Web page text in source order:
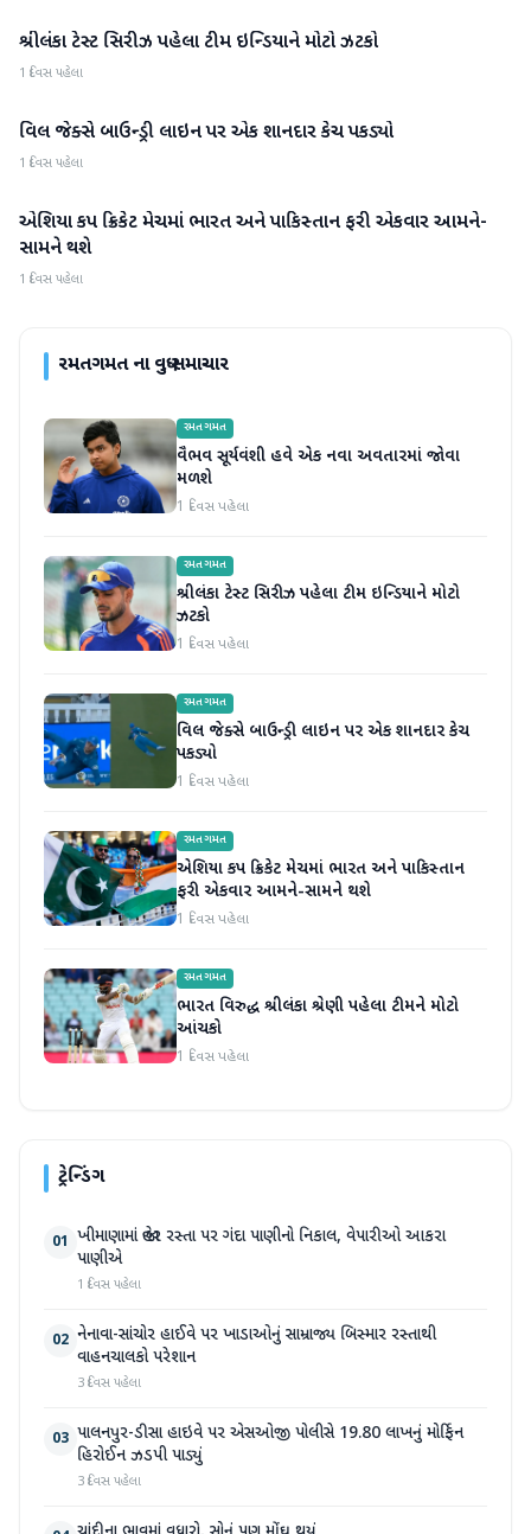
રમતગમત
શ્રીલંકા ટેસ્ટ સિરીઝ પહેલા ટીમ ઇન્ડિયાને મોટો ઝટકો
1 દિવસ પહેલા
રમતગમત
વિલ જેક્સે બાઉન્ડ્રી લાઇન પર એક શાનદાર કેચ પકડ્યો
1 દિવસ પહેલા
રમતગમત
એશિયા કપ ક્રિકેટ મેચમાં ભારત અને પાકિસ્તાન ફરી એકવાર આમને-
સામને થશે
1 દિવસ પહેલા
રમતગમતના વધુ સમાચાર
રમતગમત
વૈભવ સૂર્યવંશી હવે એક નવા અવતારમાં જોવા
મળશે
1 દિવસ પહેલા
રમતગમત
શ્રીલંકા ટેસ્ટ સિરીઝ પહેલા ટીમ ઇન્ડિયાને મોટો
ઝટકો
1 દિવસ પહેલા
રમતગમત
વિલ જેક્સે બાઉન્ડ્રી લાઇન પર એક શાનદાર કેચ
પકડ્યો
1 દિવસ પહેલા
રમતગમત
એશિયા કપ ક્રિકેટ મેચમાં ભારત અને પાકિસ્તાન
ફરી એકવાર આમને-સામને થશે
1 દિવસ પહેલા
રમતગમત
ભારત વિરુદ્ધ શ્રીલંકા શ્રેણી પહેલા ટીમને મોટો
આંચકો
1 દિવસ પહેલા
ટ્રેન્ડિંગ
01 ખીમાણામાં જાહેર રસ્તા પર ગંદા પાણીનો નિકાલ, વેપારીઓ આકરા
પાણીએ
1 દિવસ પહેલા
02 નેનાવા-સાંચોર હાઈવે પર ખાડાઓનું સામ્રાજ્ય બિસ્માર રસ્તાથી
વાહનચાલકો પરેશાન
3 દિવસ પહેલા
03 પાલનપુર-ડીસા હાઇવે પર એસઓજી પોલીસે 19.80 લાખનું મોર્ફિન
હિરોઈન ઝડપી પાડ્યું
3 દિવસ પહેલા